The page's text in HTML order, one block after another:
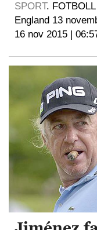
SPORT.
England 13
16 nov 2015 |